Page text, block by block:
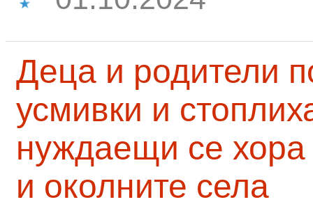
Деца и родители
усмивки и
нуждаещи се
и околните села